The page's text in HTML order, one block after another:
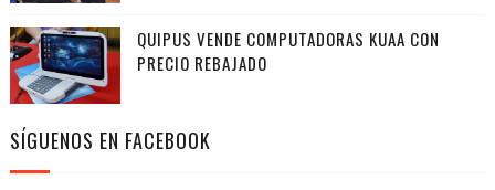
QUIPUS VENDE COMPUTADORAS KUAA CON
PRECIO REBAJADO
SÍGUENOS EN FACEBOOK